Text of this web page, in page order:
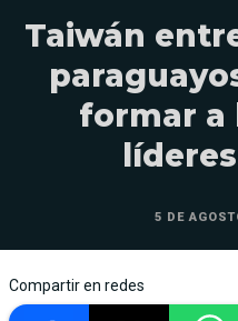
Taiwán
formar a
5 DE
Compartir en redes